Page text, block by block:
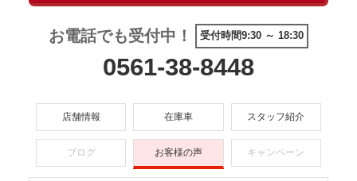
お電話でも受付中！ 受付時間9:30 ～ 18:30
0561-38-8448
店舗情報 在庫車 スタッフ紹介
ブログ お客様の声 キャンペーン